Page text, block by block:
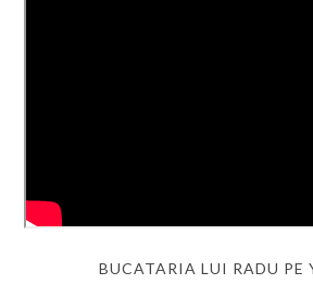
BUCATARIA LUI RADU PE